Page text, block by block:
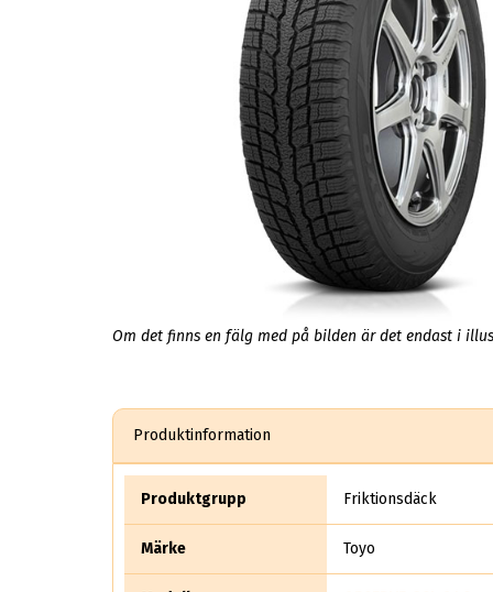
Om det finns en fälg med på bilden är det endast i
Produktinformation
Produktgrupp Friktionsdäck
Märke Toyo